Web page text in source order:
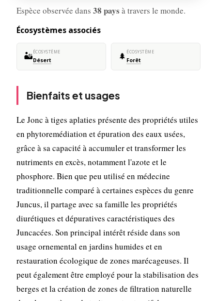
Espèce observée dans 38 pays à travers le monde.
Écosystèmes associés
🏜️ÉCOSYSTÈME
Désert 🌲 ÉCOSYSTÈME
Forêt
Bienfaits et usages
Le Jonc à tiges aplaties présente des propriétés utiles
en phytoremédiation et épuration des eaux usées,
grâce à sa capacité à accumuler et transformer les
nutriments en excès, notamment l'azote et le
phosphore. Bien que peu utilisé en médecine
traditionnelle comparé à certaines espèces du genre
Juncus, il partage avec sa famille les propriétés
diurétiques et dépuratives caractéristiques des
Juncacées. Son principal intérêt réside dans son
usage ornemental en jardins humides et en
restauration écologique de zones marécageuses. Il
peut également être employé pour la stabilisation des
berges et la création de zones de filtration naturelle